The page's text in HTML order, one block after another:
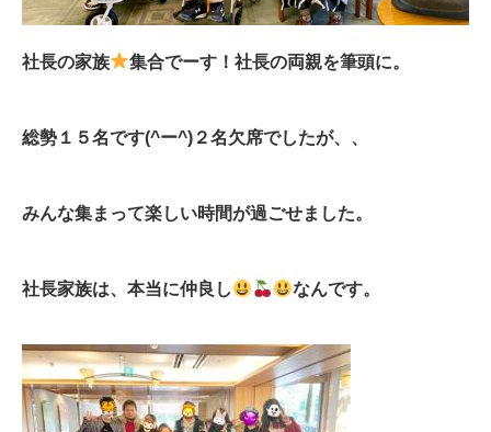
社長の家族 集合でーす！社長の両親を筆頭に。
総勢１５名です(^ー^)２名欠席でしたが、、
みんな集まって楽しい時間が過ごせました。
社長家族は、本当に仲良し なんです。